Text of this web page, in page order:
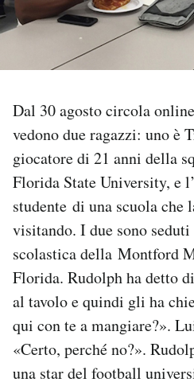
PODCAST
I MIEI PREFERITI
SHOP
AREA PERSONALE
Area Personale
Newsletter
Notifiche mobile
Dal 30 agosto circola
vedono due ragazzi: uno è
giocatore di 21 anni della
Florida State University, e
studente di una scuola che
visitando. I due sono
scolastica della Montford
Florida. Rudolph ha detto
al tavolo e quindi gli ha
qui con te a mangiare?».
«Certo, perché no?».
una star del football